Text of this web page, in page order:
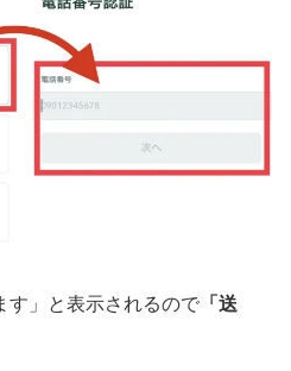
す」と表示されるので 「送